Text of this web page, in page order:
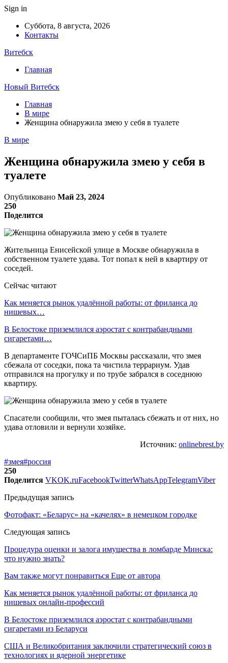
Sign in
Суббота, 8 августа, 2026
Контакты
Витебск
Главная
Новый Витебск
Главная
В мире
Женщина обнаружила змею у себя в туалете
В мире
Женщина обнаружила змею у себя в
туалете
Опубликовано Май 23, 2024
250
Поделится
Жительница Енисейской улице в Москве обнаружила в
собственном туалете удава. Тот попал к ней в квартиру от
соседей.
Сейчас читают
Как меняется рынок удалённой работы: от фриланса до
нишевых…
В Белостоке приземлился аэростат с контрабандными
сигаретами…
В департаменте ГОЧСиПБ Москвы рассказали, что змея
сбежала от соседки, пока та чистила террариум. Удав
отправился на прогулку и по трубе забрался в соседнюю
квартиру.
Спасатели сообщили, что змея пыталась сбежать и от них, но
удава отловили и вернули хозяйке.
Источник: onlinebrest.by
#змея#россия
250
Поделится VKOK.ruFacebookTwitterWhatsAppTelegramViber
Предыдущая запись
Фотофакт: «Беларус» на «качелях» в немецком городке
Следующая запись
Процедура оценки и залога имущества в ломбарде Минска:
что нужно знать?
Вам также могут понравиться Еще от автора
Как меняется рынок удалённой работы: от фриланса до
нишевых онлайн-профессий
В Белостоке приземлился аэростат с контрабандными
сигаретами из Беларуси
США и Великобритания заключили стратегический союз в
технологиях и ядерной энергетике